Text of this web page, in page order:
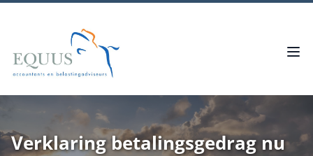
Verklaring betalingsgedrag nu